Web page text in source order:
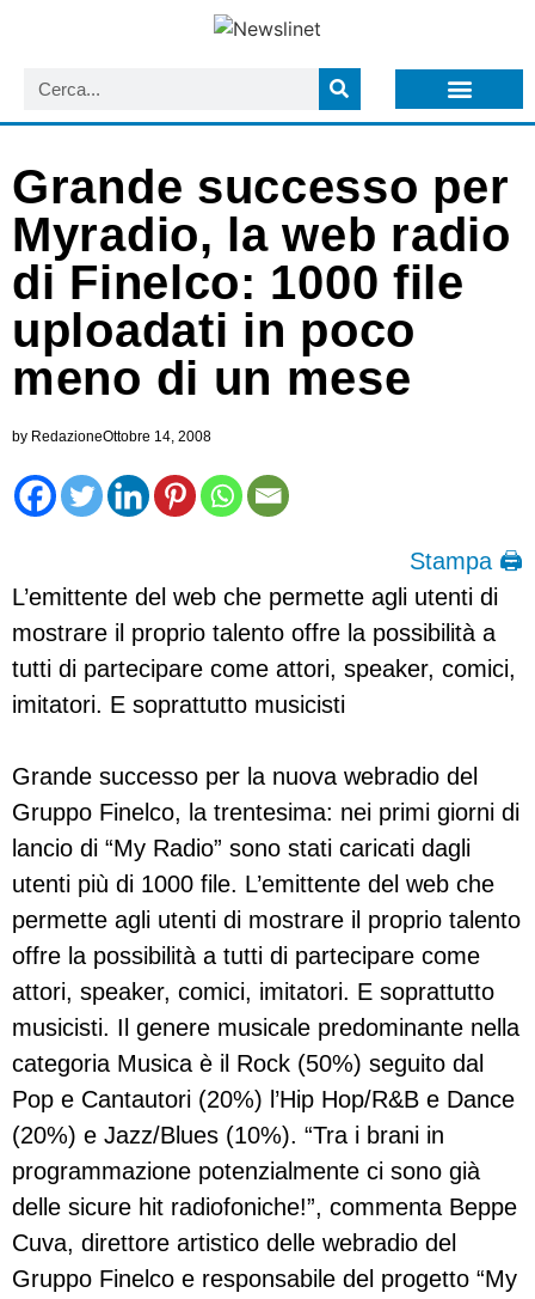
Grande successo per
Myradio, la web radio
di Finelco: 1000 file
uploadati in poco
meno di un mese
by RedazioneOttobre 14, 2008
Stampa 🖨
L’emittente del web che permette agli utenti di
mostrare il proprio talento offre la possibilità a
tutti di partecipare come attori, speaker, comici,
imitatori. E soprattutto musicisti
Grande successo per la nuova webradio del
Gruppo Finelco, la trentesima: nei primi giorni di
lancio di “My Radio” sono stati caricati dagli
utenti più di 1000 file. L’emittente del web che
permette agli utenti di mostrare il proprio talento
offre la possibilità a tutti di partecipare come
attori, speaker, comici, imitatori. E soprattutto
musicisti. Il genere musicale predominante nella
categoria Musica è il Rock (50%) seguito dal
Pop e Cantautori (20%) l’Hip Hop/R&B e Dance
(20%) e Jazz/Blues (10%). “Tra i brani in
programmazione potenzialmente ci sono già
delle sicure hit radiofoniche!”, commenta Beppe
Cuva, direttore artistico delle webradio del
Gruppo Finelco e responsabile del progetto “My